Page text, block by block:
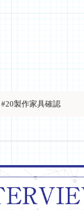
#20製作家具確認